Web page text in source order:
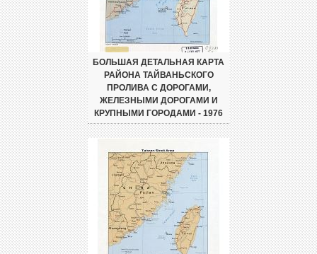
БОЛЬШАЯ ДЕТАЛЬНАЯ КАРТА
РАЙОНА ТАЙВАНЬСКОГО
ПРОЛИВА С ДОРОГАМИ,
ЖЕЛЕЗНЫМИ ДОРОГАМИ И
КРУПНЫМИ ГОРОДАМИ - 1976